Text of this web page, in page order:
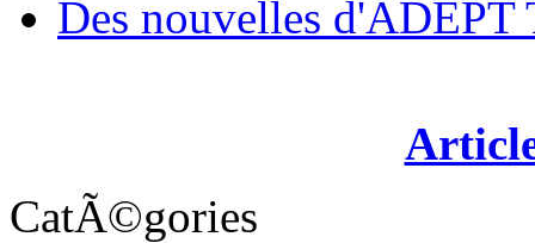
Des nouvelles
CatÃ©gories